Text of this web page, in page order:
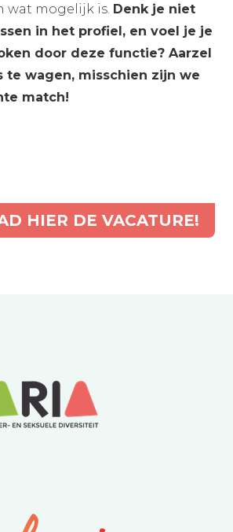
wat mogelijk is. Denk je niet
in het profiel, en voel je je
door deze functie? Aarzel
te wagen, misschien zijn we
match!
HIER DE VACATURE!